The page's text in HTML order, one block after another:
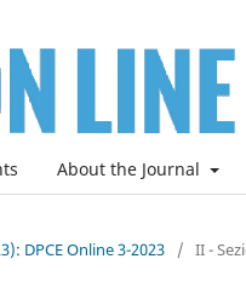
About the Journal
DPCE Online 3-2023 / II -